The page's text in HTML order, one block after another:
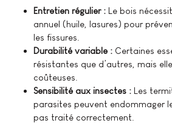
Entretien régulier : Le bois
annuel (huile, lasures) pour
les fissures.
Durabilité variable : Certaines
résistantes que d’autres, mais
coûteuses.
Sensibilité aux insectes : Les
parasites peuvent endommager
pas traité correctement.